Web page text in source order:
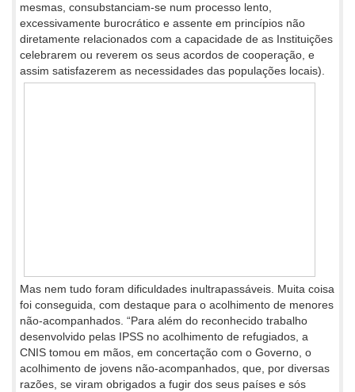
mesmas, consubstanciam-se num processo lento,
excessivamente burocrático e assente em princípios não
diretamente relacionados com a capacidade de as Instituições
celebrarem ou reverem os seus acordos de cooperação, e
assim satisfazerem as necessidades das populações locais).
Mas nem tudo foram dificuldades inultrapassáveis. Muita coisa
foi conseguida, com destaque para o acolhimento de menores
não-acompanhados. “Para além do reconhecido trabalho
desenvolvido pelas IPSS no acolhimento de refugiados, a
CNIS tomou em mãos, em concertação com o Governo, o
acolhimento de jovens não-acompanhados, que, por diversas
razões, se viram obrigados a fugir dos seus países e sós